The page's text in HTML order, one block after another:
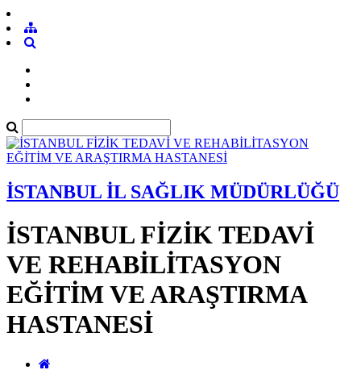
İSTANBUL İL SAĞLIK MÜDÜRLÜĞÜ
İSTANBUL FİZİK TEDAVİ
VE REHABİLİTASYON
EĞİTİM VE ARAŞTIRMA
HASTANESİ